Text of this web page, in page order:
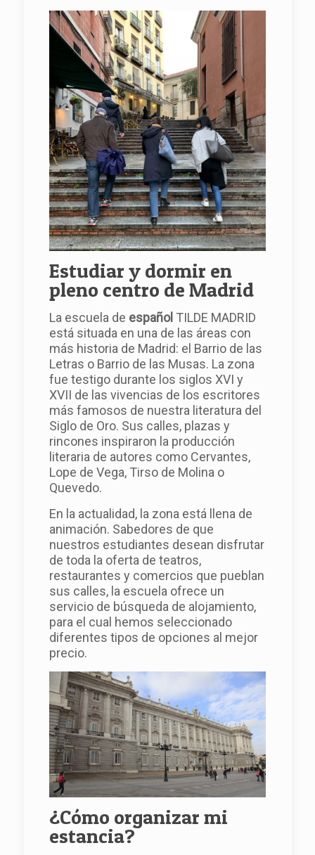
Estudiar y dormir en
pleno centro de Madrid
La escuela de español TILDE MADRID
está situada en una de las áreas con
más historia de Madrid: el Barrio de las
Letras o Barrio de las Musas. La zona
fue testigo durante los siglos XVI y
XVII de las vivencias de los escritores
más famosos de nuestra literatura del
Siglo de Oro. Sus calles, plazas y
rincones inspiraron la producción
literaria de autores como Cervantes,
Lope de Vega, Tirso de Molina o
Quevedo.
En la actualidad, la zona está llena de
animación. Sabedores de que
nuestros estudiantes desean disfrutar
de toda la oferta de teatros,
restaurantes y comercios que pueblan
sus calles, la escuela ofrece un
servicio de búsqueda de alojamiento,
para el cual hemos seleccionado
diferentes tipos de opciones al mejor
precio.
¿Cómo organizar mi
estancia?